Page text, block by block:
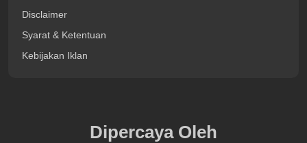
Disclaimer
Syarat & Ketentuan
Kebijakan Iklan
Dipercaya Oleh